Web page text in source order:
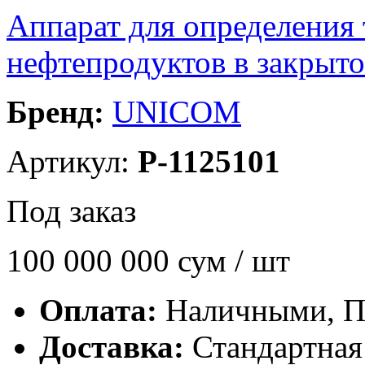
Аппарат для
нефтепродуктов в
Бренд: UNICOM
Артикул: P-1125101
Под заказ
100 000 000 сум / шт
Оплата: Наличными,
Доставка: